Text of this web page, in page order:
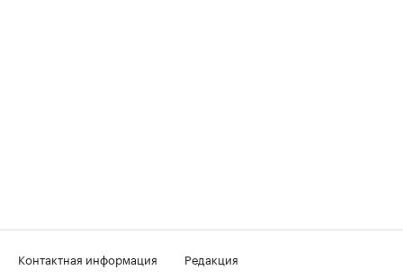
Контактная информация
Редакция